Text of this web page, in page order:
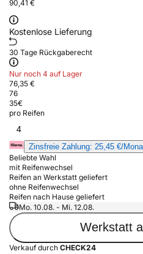
90,41 €
Kostenlose Lieferung
30 Tage Rückgaberecht
Nur noch 4 auf Lager
76,35 €
76
35€
pro Reifen
4
Zinsfreie Zahlung: 25,45 €/
Beliebte Wahl
mit Reifenwechsel
Reifen an Werkstatt geliefert
ohne Reifenwechsel
Reifen nach Hause geliefert
Mo. 10.08. - Mi. 12.08.
Werkstatt
Verkauf durch CHECK24